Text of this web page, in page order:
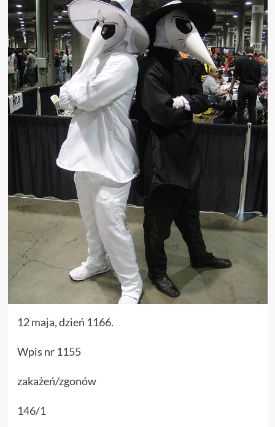
12 maja, dzień 1166.
Wpis nr 1155
zakażeń/zgonów
146/1